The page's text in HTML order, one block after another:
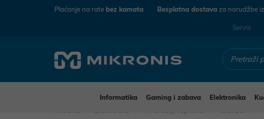
Plaćanje na rate bez kamata Besplatna dostava za narudžbe
Servis
Informatika Gaming i zabava Elektronika